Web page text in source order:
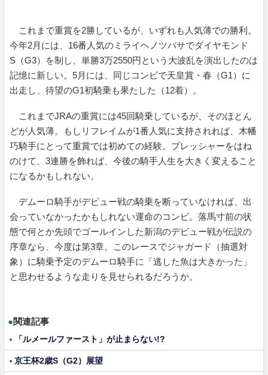
これまで重賞を2勝しているが、いずれも人気薄での勝利。
今年2月には、16番人気のミライヘノツバサでダイヤモンド
S（G3）を制し、単勝3万2550円という大波乱を演出したのは
記憶に新しい。5月には、同じコンビで天皇賞・春（G1）に
出走し、待望のG1初騎乗も果たした（12着）。
これまでJRAの重賞には45回騎乗しているが、そのほとん
どが人気薄。もしリフレイムが1番人気に支持されれば、木幡
巧騎手にとって重賞では初めての経験。プレッシャーをはね
のけて、3連勝を飾れば、今後の騎手人生を大きく変えること
になるかもしれない。
デムーロ騎手がデビュー戦の騎乗を断っていなければ、出
会っていなかったかもしれない運命のコンビ。落馬寸前の状
態で何とか先頭でゴールインした新潟のデビュー戦が伝説の
序章なら、今度は第3章。このレースでジャガード（抽選対
象）に騎乗予定のデムーロ騎手に「逃した魚は大きかった」
と思わせるような走りを見せられるだろうか。
●関連記事
「ルメールファースト」が止まらない!?
京王杯2歳S（G2）展望